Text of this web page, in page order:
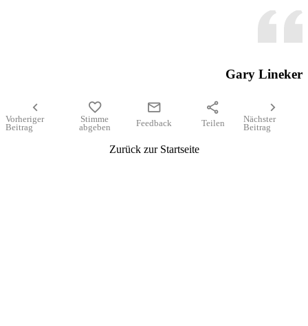
Gary Lineker
chevron_left
Vorheriger
Beitrag
favorite
Stimme
abgeben
mail
Feedback
share
Teilen
chevron_right
Nächster
Beitrag
Zurück zur Startseite